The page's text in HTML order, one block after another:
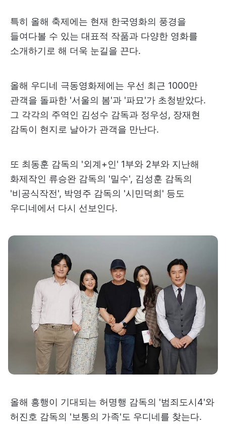
특히 올해 축제에는 현재 한국영화의 풍경을
들여다볼 수 있는 대표적 작품과 다양한 영화를
소개하기로 해 더욱 눈길을 끈다.
올해 우디네 극동영화제에는 우선 최근 1000만
관객을 돌파한 '서울의 봄'과 '파묘'가 초청받았다.
그 각각의 주역인 김성수 감독과 정우성, 장재현
감독이 현지로 날아가 관객을 만난다.
또 최동훈 감독의 '외계+인' 1부와 2부와 지난해
화제작인 류승완 감독의 '밀수', 김성훈 감독의
'비공식작전', 박영주 감독의 '시민덕희' 등도
우디네에서 다시 선보인다.
올해 흥행이 기대되는 허명행 감독의 '범죄도시4'와
허진호 감독의 '보통의 가족'도 우디네를 찾는다.